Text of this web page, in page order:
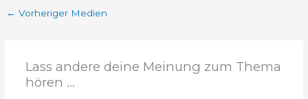
← Vorheriger Medien
Lass andere deine Meinung zum Thema
hören ...